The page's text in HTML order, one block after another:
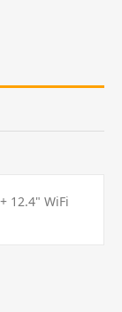
12.4" WiFi